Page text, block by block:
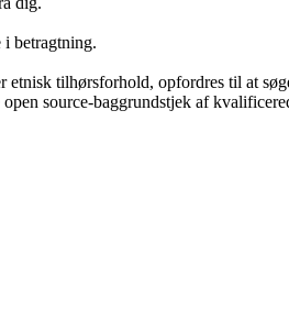
i betragtning.
etnisk tilhørsforhold, opfordres til
source-baggrundstjek af